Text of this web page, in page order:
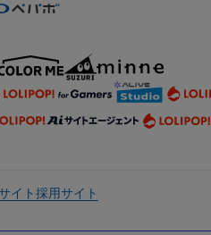
イト採用サイト